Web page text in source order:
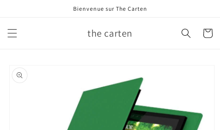
contenu
Bienvenue sur The Carten
the carten Panier
informations
produits